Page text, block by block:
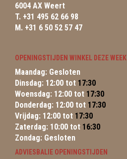
6004 AX Weert
T. +31 495 62 66 98
M. +31 6 50 52 57 47
OPENINGSTIJDEN WINKEL DEZE WEEK
Maandag: Gesloten
Dinsdag: 12:00 tot 17:30
Woensdag: 12:00 tot 17:30
Donderdag: 12:00 tot 17:30
Vrijdag: 12:00 tot 17:30
Zaterdag: 10:00 tot 16:30
Zondag: Gesloten
ADVIESBALIE OPENINGSTIJDEN